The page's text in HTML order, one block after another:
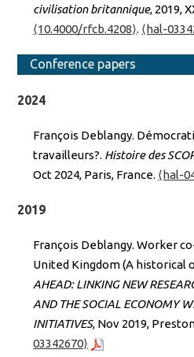
civilisation britannique, 2019,
⟨10.4000/rfcb.4208⟩. ⟨hal-
Conference papers
2024
François Deblangy.
travailleurs?. Histoire des
Oct 2024, Paris, France. ⟨hal-
2019
François Deblangy. Worker
United Kingdom (A historical
AHEAD: LINKING NEW
AND THE SOCIAL ECONOMY
INITIATIVES, Nov 2019,
03342670⟩